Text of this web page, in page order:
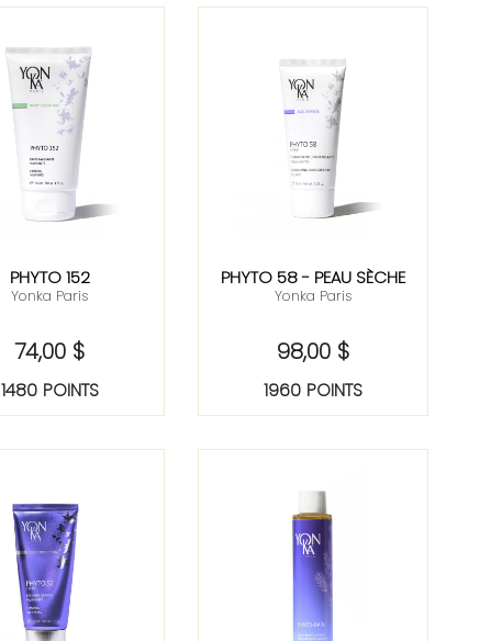
PHYTO 152
Yonka Paris
74,00 $
1480 POINTS
PHYTO 58 - PEAU SÈCHE
Yonka Paris
98,00 $
1960 POINTS